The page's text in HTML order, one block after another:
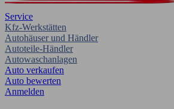
Service
Kfz-Werkstätten
Autohäuser und Händler
Autoteile-Händler
Autowaschanlagen
Auto verkaufen
Auto bewerten
Anmelden